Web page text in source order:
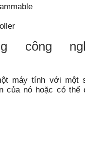
công
máy tính với một
của nó hoặc có thể